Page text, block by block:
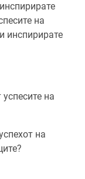
на
инспирирате
на
на